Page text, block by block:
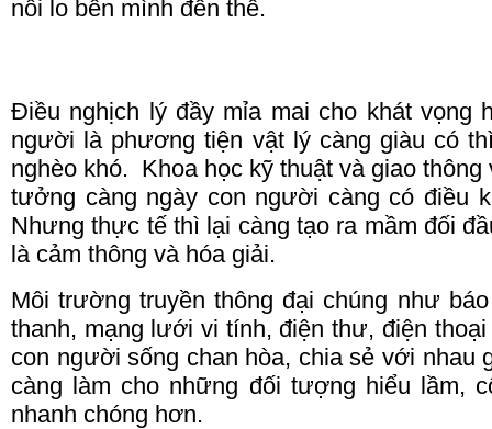
nỗi lo bên mình đến thế.
Điều nghịch lý đầy mỉa mai cho khát vọng
người là phương tiện vật lý càng giàu có
nghèo khó. Khoa học kỹ thuật và giao
tưởng càng ngày con người càng có điều
Nhưng thực tế thì lại càng tạo ra mầm đối
là cảm thông và hóa giải.
Môi trường truyền thông đại chúng như
thanh, mạng lưới vi tính, điện thư, điện
con người sống chan hòa, chia sẻ với nhau
càng làm cho những đối tượng hiểu lầm,
nhanh chóng hơn.